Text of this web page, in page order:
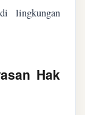
lingkungan
Hak